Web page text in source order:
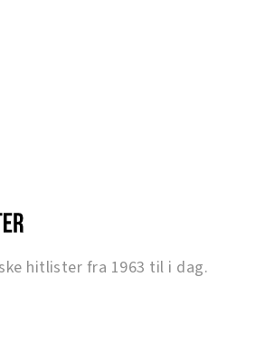
hitlister fra 1963 til i dag.